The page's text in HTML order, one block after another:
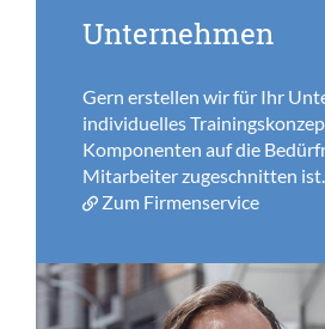
Unternehmen
Gern erstellen wir für Ihr
individuelles
Komponenten auf die
Mitarbeiter zugeschnitten ist.
Zum Firmenservice